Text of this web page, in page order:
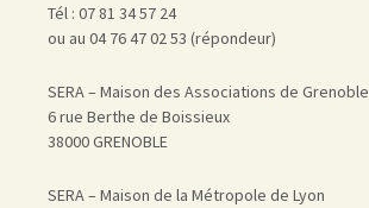
Tél : 07 81 34 57 24
ou au 04 76 47 02 53 (répondeur)
SERA – Maison des Associations de Grenoble
6 rue Berthe de Boissieux
38000 GRENOBLE
SERA – Maison de la Métropole de Lyon